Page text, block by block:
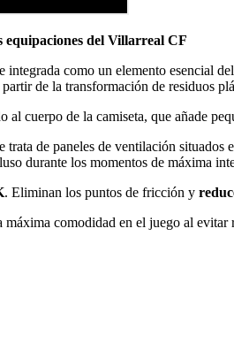
del Villarreal CF
integrada como un elemento esencial
de la transformación de residuos
al cuerpo de la camiseta, que añade
trata de paneles de ventilación situados
durante los momentos de máxima
. Eliminan los puntos de fricción y
máxima comodidad en el juego al